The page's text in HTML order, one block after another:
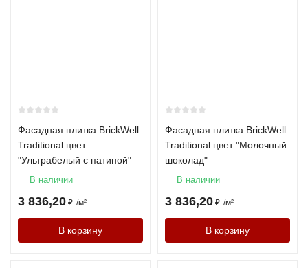
Фасадная плитка BrickWell
Traditional цвет
"Ультрабелый с патиной"
В наличии
3 836,20 ₽ /м²
В корзину
Фасадная плитка BrickWell
Traditional цвет "Молочный
шоколад"
В наличии
3 836,20 ₽ /м²
В корзину